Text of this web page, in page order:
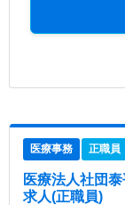
医療事務 正職員
医療法人社団
求人(正職員)